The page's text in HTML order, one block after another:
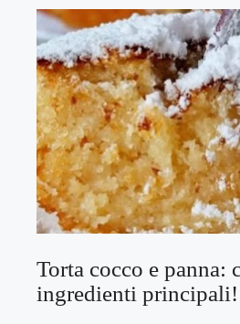
Torta cocco e panna:
ingredienti principali!